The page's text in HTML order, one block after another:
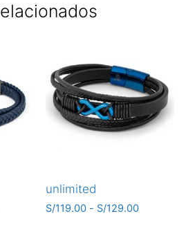
unlimited
S/119.00 - S/129.00